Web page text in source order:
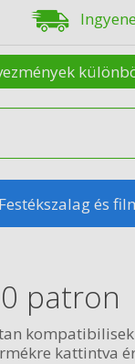
Festékszalag és
patron
kattintva